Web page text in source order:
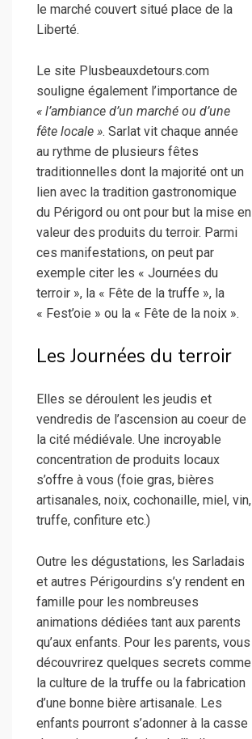
le marché couvert situé place de la
Liberté.
Le site Plusbeauxdetours.com
souligne également l’importance de
« l’ambiance d’un marché ou d’une
fête locale ». Sarlat vit chaque année
au rythme de plusieurs fêtes
traditionnelles dont la majorité ont un
lien avec la tradition gastronomique
du Périgord ou ont pour but la mise en
valeur des produits du terroir. Parmi
ces manifestations, on peut par
exemple citer les « Journées du
terroir », la « Fête de la truffe », la
« Fest’oie » ou la « Fête de la noix ».
Les Journées du terroir
Elles se déroulent les jeudis et
vendredis de l’ascension au coeur de
la cité médiévale. Une incroyable
concentration de produits locaux
s’offre à vous (foie gras, bières
artisanales, noix, cochonaille, miel, vin,
truffe, confiture etc.)
Outre les dégustations, les Sarladais
et autres Périgourdins s’y rendent en
famille pour les nombreuses
animations dédiées tant aux parents
qu’aux enfants. Pour les parents, vous
découvrirez quelques secrets comme
la culture de la truffe ou la fabrication
d’une bonne bière artisanale. Les
enfants pourront s’adonner à la casse